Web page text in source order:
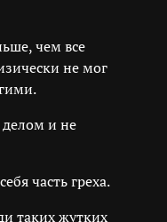
чем все
не мог
и не
часть греха.
таких жутких